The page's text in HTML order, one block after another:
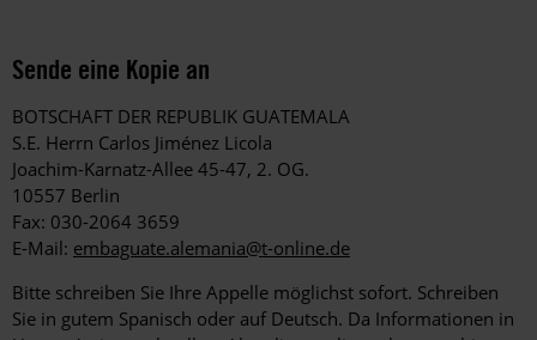
Sende eine Kopie an
BOTSCHAFT DER REPUBLIK GUATEMALA
S.E. Herrn Carlos Jiménez Licola
Joachim-Karnatz-Allee 45-47, 2. OG.
10557 Berlin
Fax: 030-2064 3659
E-Mail: embaguate.alemania@t-online.de
Bitte schreiben Sie Ihre Appelle möglichst sofort. Schreiben
Sie in gutem Spanisch oder auf Deutsch. Da Informationen in